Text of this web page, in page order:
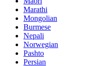
Marathi
Mongolian
Burmese
Nepali
Norwegian
Pashto
Persian